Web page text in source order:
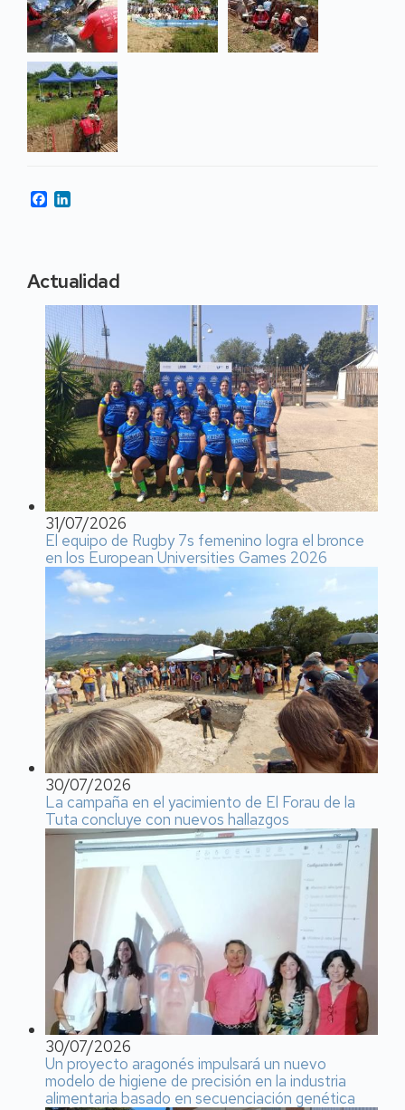
Facebook
Actualidad
31/07/2026
El equipo de Rugby 7s femenino logra el bronce
en los European Universities Games 2026
30/07/2026
La campaña en el yacimiento de El Forau de la
Tuta concluye con nuevos hallazgos
30/07/2026
Un proyecto aragonés impulsará un nuevo
modelo de higiene de precisión en la industria
alimentaria basado en secuenciación genética